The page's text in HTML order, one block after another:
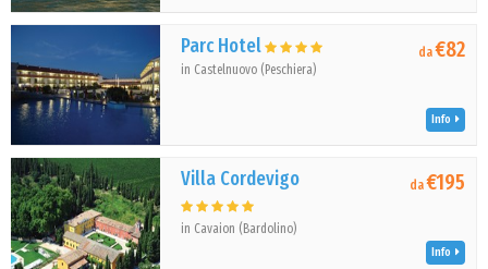
Parc Hotel
in Castelnuovo (Peschiera)
da€82
Info
Villa Cordevigo
in Cavaion (Bardolino)
da€195
Info